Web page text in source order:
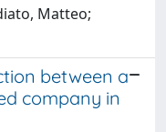
Matteo;
between a
company in